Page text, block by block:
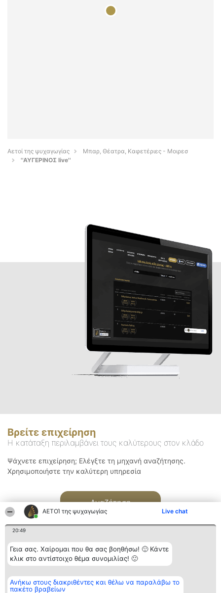
ΑΕΤΟΊ της ψυχαγωγίας Live chat
20:49
Γεια σας. Χαίρομαι που θα σας βοηθήσω! 🙂 Κάντε
κλικ στο αντίστοιχο θέμα συνομιλίας! 🙂
Ανήκω στους διακριθέντες και θέλω να παραλάβω το
πακέτο βραβείων
Αετοί της ψυχαγωγίας
Μπαρ, Θέατρα, Καφετέριες - Μοιρεσ
''ΑΥΓΕΡΙΝΟΣ live''
Βρείτε επιχείρηση
Η κατάταξη περιλαμβάνει τους καλύτερους στον κλάδο
Ψάχνετε επιχείρηση; Ελέγξτε τη μηχανή αναζήτησης.
Χρησιμοποιήστε την καλύτερη υπηρεσία
Αναζήτηση
Διοργανωτής της
κατάταξης
BEAUTIFUL COMPANY
Κατάταξη
Διακριθέντες
Επικοινωνία
Επικοινωνία